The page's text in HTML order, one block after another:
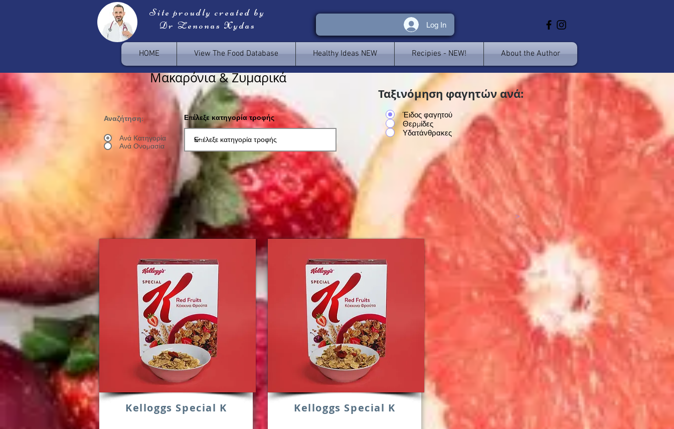
Site proudly created by
Dr Zenonas Xydas
Log In
HOME View The Food Database Healthy Ideas NEW Recipies - NEW! About the Author
Μακαρόνια & Ζυμαρικά
Επέλεξε κατηγορία τροφής
Αναζήτηση:
Ανά Κατηγορία
Ανά Ονομασία
Έιδος φαγητού
Θερμίδες
Υδατάνθρακες
Ταξινόμηση φαγητών ανά:
< >
Kelloggs Special K Kelloggs Special K